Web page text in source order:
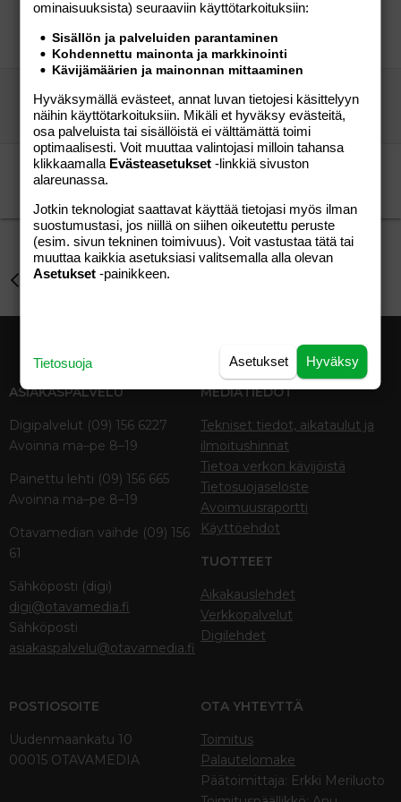
MÄ OON VANTAALTA
äiti vantaalla
Perhe-elämä
Perhe-elämä
05.02.2006
hööpi
Kajaanista VL-äitejä? :)
etsijä-79 Perhe-elämä
0
Perhe-elämä
28.08.2006
etsijä-79
keski-iän ylittänyttä rouvaa
urpo ö Perhe-elämä
Perhe-elämä
ASIAKASPALVELU
Digipalvelut (09) 156 6227
Avoinna ma–pe 8–19
Painettu lehti (09) 156 665
Avoinna ma–pe 8–19
Otavamedian vaihde (09) 156
61
Sähköposti (digi)
digi@otavamedia.fi
Sähköposti
asiakaspalvelu@otavamedia.fi
MEDIATIEDOT
Tekniset tiedot, aikataulut ja
ilmoitushinnat
Tietoa verkon kävijöistä
Tietosuojaseloste
Avoimuusraportti
Käyttöehdot
TUOTTEET
Aikakauslehdet
Verkkopalvelut
Digilehdet
POSTIOSOITE
Uudenmaankatu 10
00015 OTAVAMEDIA
OTA YHTEYTTÄ
Toimitus
Palautelomake
Päätoimittaja: Erkki Meriluoto
ominaisuuk­sista) seuraaviin käyttötarkoituksiin:
Sisällön ja palveluiden parantaminen
Kohdennettu mainonta ja markkinointi
Kävijämäärien ja mainonnan mittaaminen
Hyväksymällä evästeet, annat luvan tietojesi käsittelyyn
näihin käyttötarkoituksiin. Mikäli et hyväksy evästeitä,
osa palveluista tai sisällöistä ei välttämättä toimi
optimaalisesti. Voit muuttaa valintojasi milloin tahansa
klikkaamalla Evästeasetukset -linkkiä sivuston
alareunassa.
Jotkin teknologiat saattavat käyttää tietojasi myös ilman
suostumustasi, jos niillä on siihen oikeutettu peruste
(esim. sivun tekninen toimivuus). Voit vastustaa tätä tai
muuttaa kaikkia asetuksiasi valitsemalla alla olevan
Asetukset -painikkeen.
Hyväksy
Asetukset
Tietosuoja